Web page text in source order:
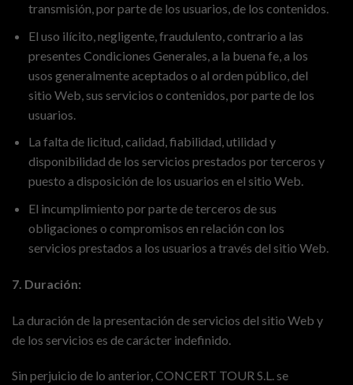
transmisión, por parte de los usuarios, de los contenidos.
El uso ilícito, negligente, fraudulento, contrario a las
presentes Condiciones Generales, a la buena fe, a los
usos generalmente aceptados o al orden público, del
sitio Web, sus servicios o contenidos, por parte de los
usuarios.
La falta de licitud, calidad, fiabilidad, utilidad y
disponibilidad de los servicios prestados por terceros y
puesto a disposición de los usuarios en el sitio Web.
El incumplimiento por parte de terceros de sus
obligaciones o compromisos en relación con los
servicios prestados a los usuarios a través del sitio Web.
7. Duración:
La duración de la presentación de servicios del sitio Web y
de los servicios es de carácter indefinido.
Sin perjuicio de lo anterior, CONCERT TOUR S.L. se